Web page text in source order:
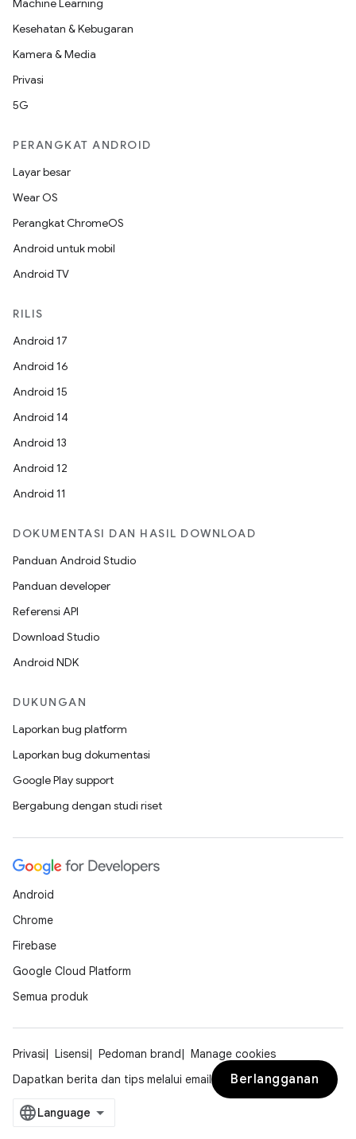
Machine Learning
Kesehatan & Kebugaran
Kamera & Media
Privasi
5G
PERANGKAT ANDROID
Layar besar
Wear OS
Perangkat ChromeOS
Android untuk mobil
Android TV
RILIS
Android 17
Android 16
Android 15
Android 14
Android 13
Android 12
Android 11
DOKUMENTASI DAN HASIL DOWNLOAD
Panduan Android Studio
Panduan developer
Referensi API
Download Studio
Android NDK
DUKUNGAN
Laporkan bug platform
Laporkan bug dokumentasi
Google Play support
Bergabung dengan studi riset
Android
Chrome
Firebase
Google Cloud Platform
Semua produk
Privasi Lisensi Pedoman brand
Manage cookies
Dapatkan berita dan tips melalui email
Berlangganan